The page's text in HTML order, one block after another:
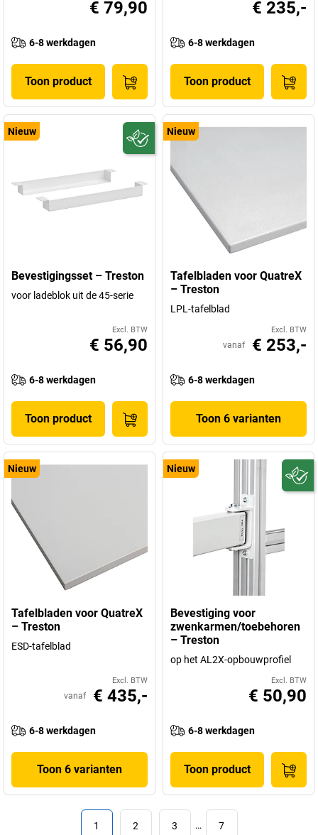
€ 79,90
6-8 werkdagen
Toon product
€ 235,-
6-8 werkdagen
Toon product
Nieuw
Bevestigingsset – Treston
voor ladeblok uit de 45-serie
Excl. BTW
€ 56,90
6-8 werkdagen
Toon product
Nieuw
Tafelbladen voor QuatreX
– Treston
LPL-tafelblad
Excl. BTW
vanaf € 253,-
6-8 werkdagen
Toon 6 varianten
Nieuw
Tafelbladen voor QuatreX
– Treston
ESD-tafelblad
Excl. BTW
vanaf € 435,-
6-8 werkdagen
Toon 6 varianten
Nieuw
Bevestiging voor
zwenkarmen/toebehoren
– Treston
op het AL2X-opbouwprofiel
Excl. BTW
€ 50,90
6-8 werkdagen
Toon product
1 2 3 … 7